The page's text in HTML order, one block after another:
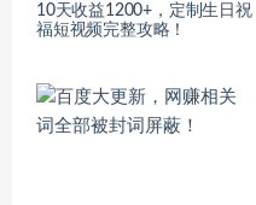
10天收益1200+，定制生日祝
福短视频完整攻略！